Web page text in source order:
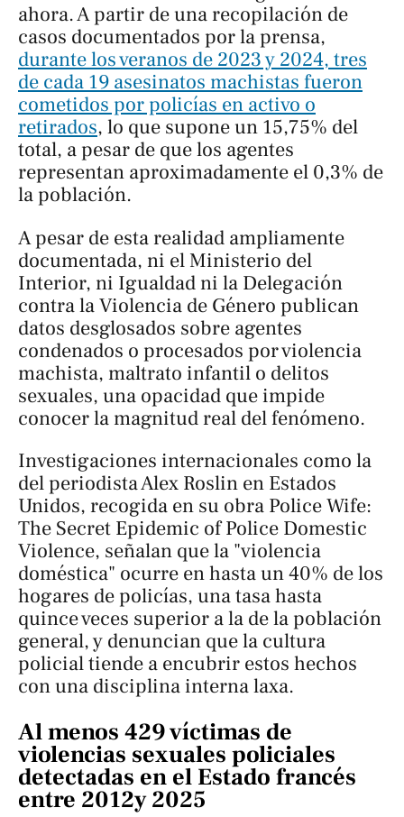
ahora. A partir de una recopilación de
casos documentados por la prensa,
durante los veranos de 2023 y 2024, tres
de cada 19 asesinatos machistas fueron
cometidos por policías en activo o
retirados, lo que supone un 15,75% del
total, a pesar de que los agentes
representan aproximadamente el 0,3% de
la población.
A pesar de esta realidad ampliamente
documentada, ni el Ministerio del
Interior, ni Igualdad ni la Delegación
contra la Violencia de Género publican
datos desglosados sobre agentes
condenados o procesados por violencia
machista, maltrato infantil o delitos
sexuales, una opacidad que impide
conocer la magnitud real del fenómeno.
Investigaciones internacionales como la
del periodista Alex Roslin en Estados
Unidos, recogida en su obra Police Wife:
The Secret Epidemic of Police Domestic
Violence, señalan que la "violencia
doméstica" ocurre en hasta un 40% de los
hogares de policías, una tasa hasta
quince veces superior a la de la población
general, y denuncian que la cultura
policial tiende a encubrir estos hechos
con una disciplina interna laxa.
Al menos 429 víctimas de
violencias sexuales policiales
detectadas en el Estado francés
entre 2012y 2025